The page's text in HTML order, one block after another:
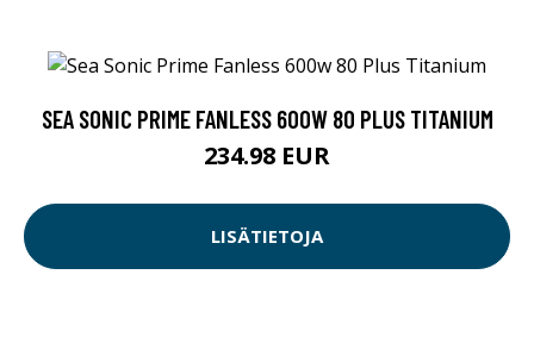
SEA SONIC PRIME FANLESS 600W 80 PLUS TITANIUM
234.98 EUR
LISÄTIETOJA